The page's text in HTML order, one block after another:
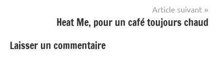
Article suivant
Heat Me, pour un café toujours chaud
Laisser un commentaire